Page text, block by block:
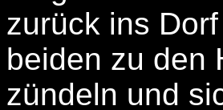
zurück ins
beiden zu den
zündeln und